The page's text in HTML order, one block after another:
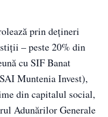
prin dețineri
– peste 20% din
cu SIF Banat
Muntenia Invest),
din capitalul social,
Adunărilor Generale